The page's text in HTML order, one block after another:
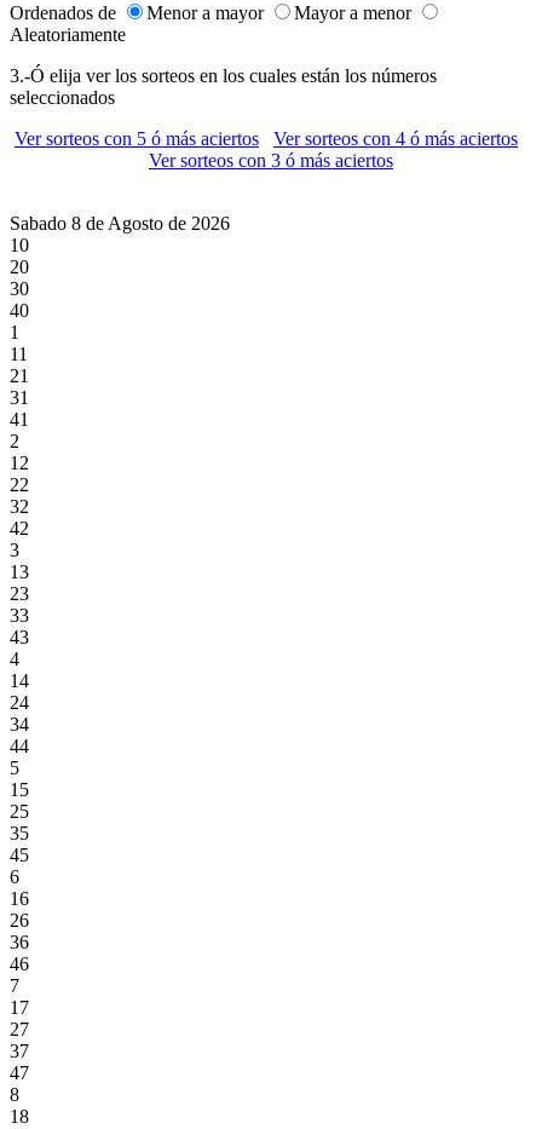
Ordenados de Menor a mayor
Mayor a menor
Aleatoriamente
3.-Ó elija ver los sorteos en los cuales están los números
seleccionados
Ver sorteos con 5 ó más aciertos
Ver sorteos con 4 ó más aciertos
Ver sorteos con 3 ó más aciertos
Sabado 8 de Agosto de 2026
10
20
30
40
1
11
21
31
41
2
12
22
32
42
3
13
23
33
43
4
14
24
34
44
5
15
25
35
45
6
16
26
36
46
7
17
27
37
47
8
18